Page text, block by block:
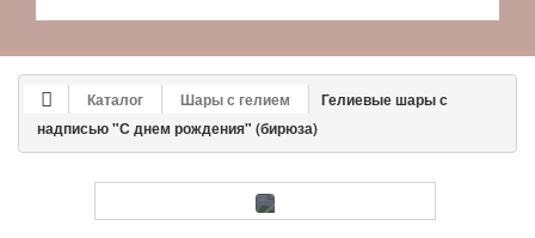
Каталог Шары с гелием
Гелиевые шары с
надписью "С днем рождения" (бирюза)